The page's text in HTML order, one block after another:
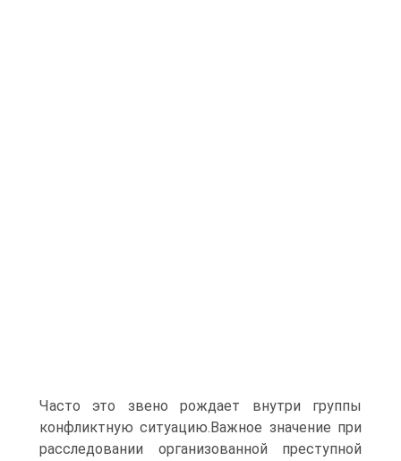
Часто это звено рождает внутри группы
конфликтную ситуацию.Важное значение при
расследовании организованной преступной